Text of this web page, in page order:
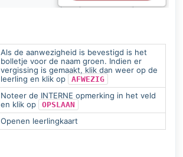
Als de aanwezigheid is bevestigd is het
bolletje voor de naam groen. Indien er
vergissing is gemaakt, klik dan weer op de
leerling en klik op
AFWEZIG
Noteer de INTERNE opmerking in het veld
en klik op
OPSLAAN
Openen leerlingkaart